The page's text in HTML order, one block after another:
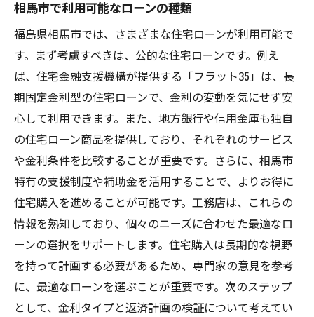
相馬市で利用可能なローンの種類
福島県相馬市では、さまざまな住宅ローンが利用可能で
す。まず考慮すべきは、公的な住宅ローンです。例え
ば、住宅金融支援機構が提供する「フラット35」は、長
期固定金利型の住宅ローンで、金利の変動を気にせず安
心して利用できます。また、地方銀行や信用金庫も独自
の住宅ローン商品を提供しており、それぞれのサービス
や金利条件を比較することが重要です。さらに、相馬市
特有の支援制度や補助金を活用することで、よりお得に
住宅購入を進めることが可能です。工務店は、これらの
情報を熟知しており、個々のニーズに合わせた最適なロ
ーンの選択をサポートします。住宅購入は長期的な視野
を持って計画する必要があるため、専門家の意見を参考
に、最適なローンを選ぶことが重要です。次のステップ
として、金利タイプと返済計画の検証について考えてい